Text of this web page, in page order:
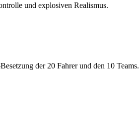
und explosiven Realismus.
der 20 Fahrer und den 10 Teams.